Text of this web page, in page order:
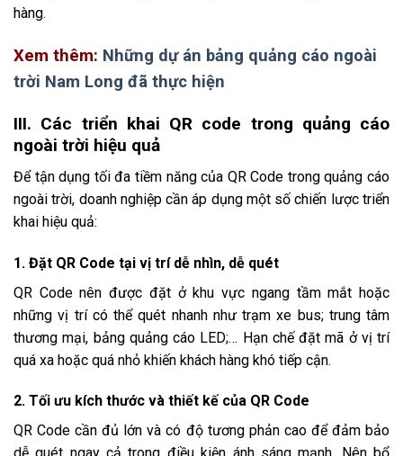
hàng.
Xem thêm: Những dự án bảng quảng cáo ngoài
trời Nam Long đã thực hiện
III. Các triển khai QR code trong quảng cáo
ngoài trời hiệu quả
Để tận dụng tối đa tiềm năng của QR Code trong quảng cáo
ngoài trời, doanh nghiệp cần áp dụng một số chiến lược triển
khai hiệu quả:
1. Đặt QR Code tại vị trí dễ nhìn, dễ quét
QR Code nên được đặt ở khu vực ngang tầm mắt hoặc
những vị trí có thể quét nhanh như trạm xe bus; trung tâm
thương mại, bảng quảng cáo LED;… Hạn chế đặt mã ở vị trí
quá xa hoặc quá nhỏ khiến khách hàng khó tiếp cận.
2. Tối ưu kích thước và thiết kế của QR Code
QR Code cần đủ lớn và có độ tương phản cao để đảm bảo